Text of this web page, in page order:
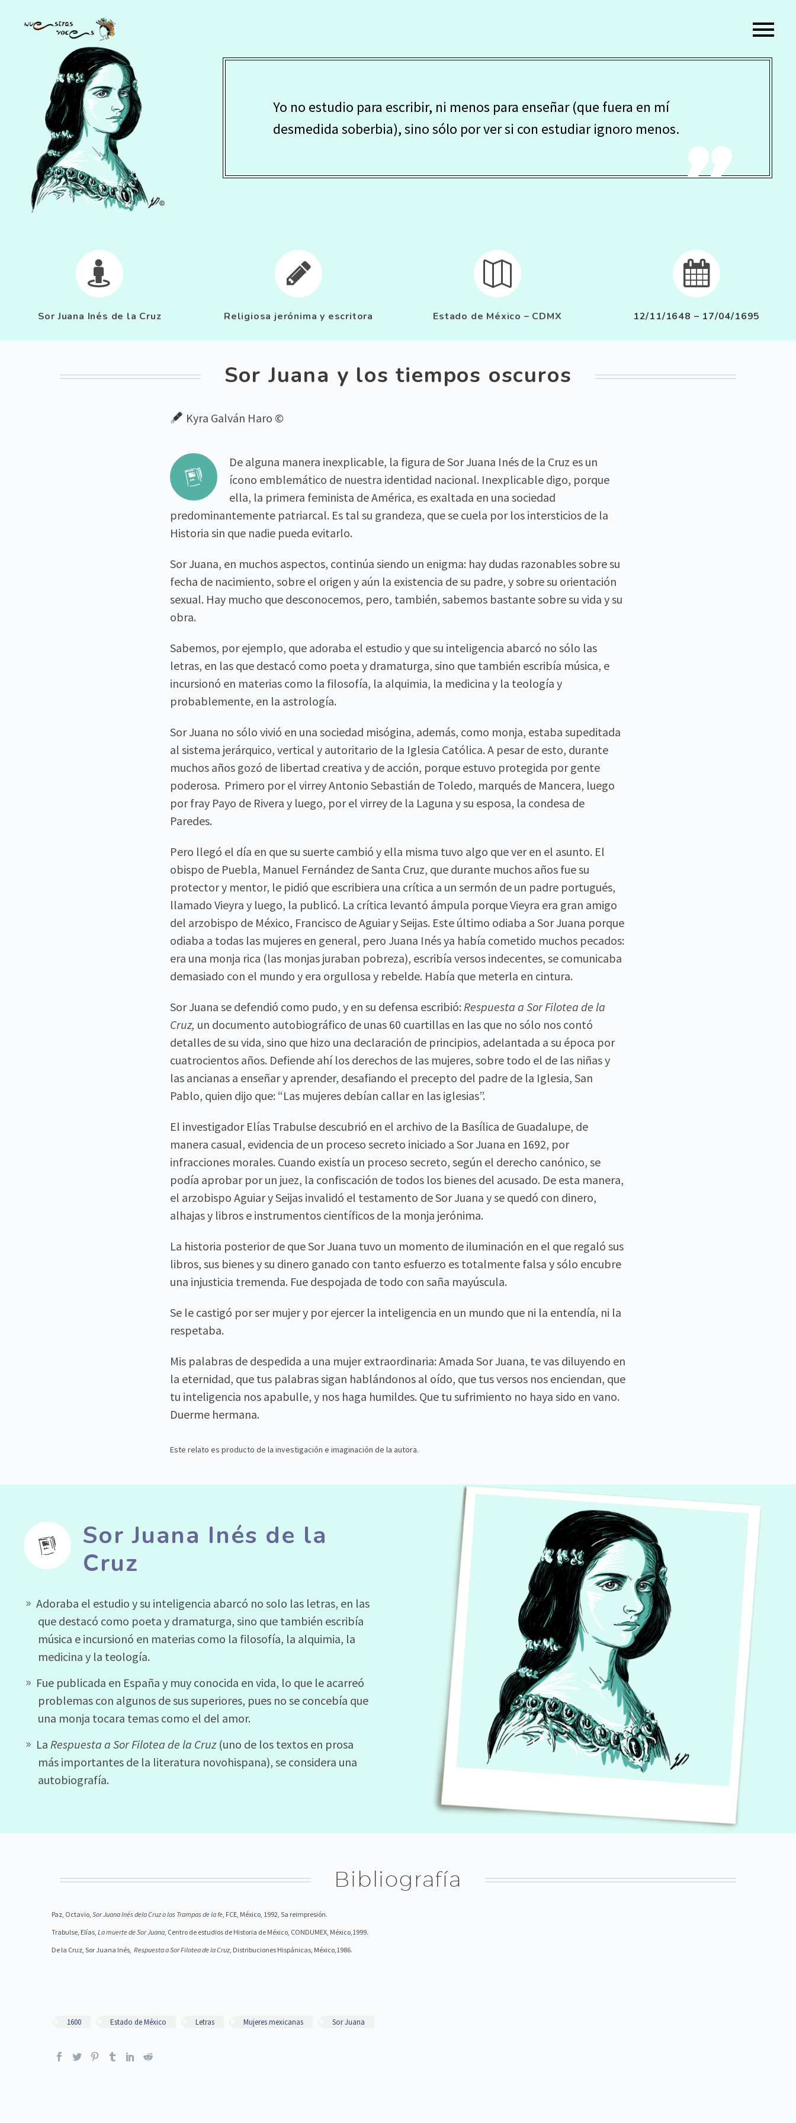
Yo no estudio para escribir, ni menos para enseñar (que fuera en mí
desmedida soberbia), sino sólo por ver si con estudiar ignoro menos.



Sor Juana Inés de la Cruz


Religiosa jerónima y escritora


Estado de México – CDMX


12/11/1648 – 17/04/1695
Sor Juana y los tiempos oscuros
Kyra Galván Haro ©


De alguna manera inexplicable, la figura de Sor Juana Inés de la Cruz es un
ícono emblemático de nuestra identidad nacional. Inexplicable digo, porque
ella, la primera feminista de América, es exaltada en una sociedad
predominantemente patriarcal. Es tal su grandeza, que se cuela por los intersticios de la
Historia sin que nadie pueda evitarlo.
Sor Juana, en muchos aspectos, continúa siendo un enigma: hay dudas razonables sobre su
fecha de nacimiento, sobre el origen y aún la existencia de su padre, y sobre su orientación
sexual. Hay mucho que desconocemos, pero, también, sabemos bastante sobre su vida y su
obra.
Sabemos, por ejemplo, que adoraba el estudio y que su inteligencia abarcó no sólo las
letras, en las que destacó como poeta y dramaturga, sino que también escribía música, e
incursionó en materias como la filosofía, la alquimia, la medicina y la teología y
probablemente, en la astrología.
Sor Juana no sólo vivió en una sociedad misógina, además, como monja, estaba supeditada
al sistema jerárquico, vertical y autoritario de la Iglesia Católica. A pesar de esto, durante
muchos años gozó de libertad creativa y de acción, porque estuvo protegida por gente
poderosa. Primero por el virrey Antonio Sebastián de Toledo, marqués de Mancera, luego
por fray Payo de Rivera y luego, por el virrey de la Laguna y su esposa, la condesa de
Paredes.
Pero llegó el día en que su suerte cambió y ella misma tuvo algo que ver en el asunto. El
obispo de Puebla, Manuel Fernández de Santa Cruz, que durante muchos años fue su
protector y mentor, le pidió que escribiera una crítica a un sermón de un padre portugués,
llamado Vieyra y luego, la publicó. La crítica levantó ámpula porque Vieyra era gran amigo
del arzobispo de México, Francisco de Aguiar y Seijas. Este último odiaba a Sor Juana porque
odiaba a todas las mujeres en general, pero Juana Inés ya había cometido muchos pecados:
era una monja rica (las monjas juraban pobreza), escribía versos indecentes, se comunicaba
demasiado con el mundo y era orgullosa y rebelde. Había que meterla en cintura.
Sor Juana se defendió como pudo, y en su defensa escribió: Respuesta a Sor Filotea de la
Cruz, un documento autobiográfico de unas 60 cuartillas en las que no sólo nos contó
detalles de su vida, sino que hizo una declaración de principios, adelantada a su época por
cuatrocientos años. Defiende ahí los derechos de las mujeres, sobre todo el de las niñas y
las ancianas a enseñar y aprender, desafiando el precepto del padre de la Iglesia, San
Pablo, quien dijo que: “Las mujeres debían callar en las iglesias”.
El investigador Elías Trabulse descubrió en el archivo de la Basílica de Guadalupe, de
manera casual, evidencia de un proceso secreto iniciado a Sor Juana en 1692, por
infracciones morales. Cuando existía un proceso secreto, según el derecho canónico, se
podía aprobar por un juez, la confiscación de todos los bienes del acusado. De esta manera,
el arzobispo Aguiar y Seijas invalidó el testamento de Sor Juana y se quedó con dinero,
alhajas y libros e instrumentos científicos de la monja jerónima.
La historia posterior de que Sor Juana tuvo un momento de iluminación en el que regaló sus
libros, sus bienes y su dinero ganado con tanto esfuerzo es totalmente falsa y sólo encubre
una injusticia tremenda. Fue despojada de todo con saña mayúscula.
Se le castigó por ser mujer y por ejercer la inteligencia en un mundo que ni la entendía, ni la
respetaba.
Mis palabras de despedida a una mujer extraordinaria: Amada Sor Juana, te vas diluyendo en
la eternidad, que tus palabras sigan hablándonos al oído, que tus versos nos enciendan, que
tu inteligencia nos apabulle, y nos haga humildes. Que tu sufrimiento no haya sido en vano.
Duerme hermana.
Este relato es producto de la investigación e imaginación de la autora.


Sor Juana Inés de la
Cruz
Adoraba el estudio y su inteligencia abarcó no solo las letras, en las
que destacó como poeta y dramaturga, sino que también escribía
música e incursionó en materias como la filosofía, la alquimia, la
medicina y la teología.
Fue publicada en España y muy conocida en vida, lo que le acarreó
problemas con algunos de sus superiores, pues no se concebía que
una monja tocara temas como el del amor.
La Respuesta a Sor Filotea de la Cruz(uno de los textos en prosa
más importantes de la literatura novohispana), se considera una
autobiografía.
Bibliografía
Paz, Octavio, Sor Juana Inés dela Cruz o las Trampas de la fe, FCE, México, 1992, 5a reimpresión.
Trabulse, Elías, La muerte de Sor Juana, Centro de estudios de Historia de México, CONDUMEX, México,1999.
De la Cruz, Sor Juana Inés, Respuesta a Sor Filotea de la Cruz, Distribuciones Hispánicas, México,1986.
1600 Estado de México Letras Mujeres mexicanas Sor Juana